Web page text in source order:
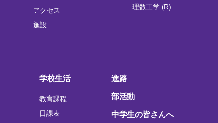
アクセス
施設
理数工学 (R)
学校生活
教育課程
日課表
進路
部活動
中学生の皆さんへ